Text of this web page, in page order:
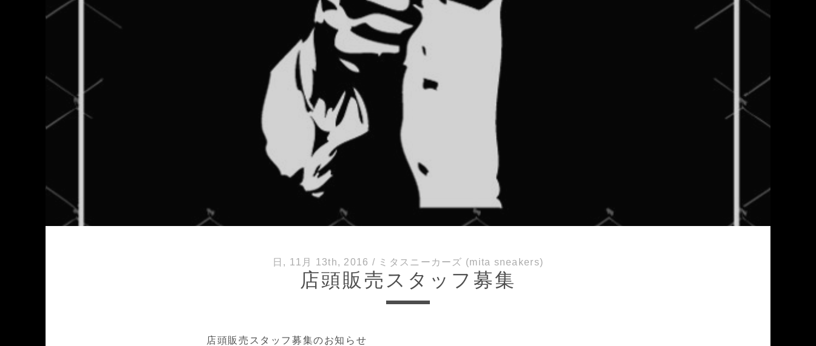
日, 11月 13th, 2016 / ミタスニーカーズ (mita sneakers)
店頭販売スタッフ募集
店頭販売スタッフ募集のお知らせ